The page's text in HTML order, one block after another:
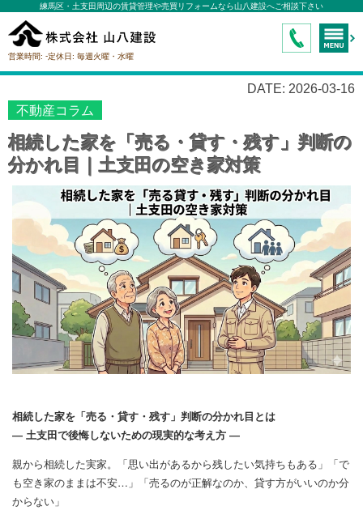
練馬区・土支田周辺の賃貸管理や売買リフォームなら山八建設へご相談下さい
営業時間: -定休日: 毎週火曜・水曜
DATE: 2026-03-16
不動産コラム
相続した家を「売る・貸す・残す」判断の
分かれ目｜土支田の空き家対策
相続した家を「売る・貸す・残す」判断の分かれ目とは
― 土支田で後悔しないための現実的な考え方 ―
親から相続した実家。「思い出があるから残したい気持ちもある」「で
も空き家のままは不安…」「売るのが正解なのか、貸す方がいいのか分
からない」